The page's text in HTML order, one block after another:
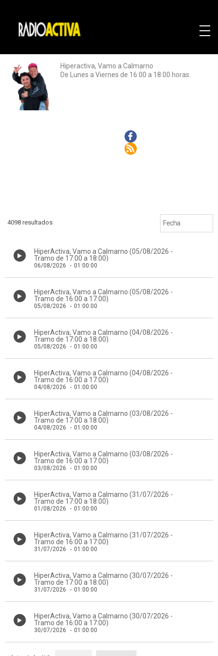
Hiperactiva, Vamo a Calmarno
De Lunes a Viernes de 16:00 a 18:00 horas.
Facebook
Rss
4098 resultados
HiperActiva, Vamo a Calmarno (05/08/2026 -
Tramo de 17:00 a 18:00)
06/08/2026 - 01:00:00
HiperActiva, Vamo a Calmarno (05/08/2026 -
Tramo de 16:00 a 17:00)
05/08/2026 - 01:00:00
HiperActiva, Vamo a Calmarno (04/08/2026 -
Tramo de 17:00 a 18:00)
05/08/2026 - 01:00:00
HiperActiva, Vamo a Calmarno (04/08/2026 -
Tramo de 16:00 a 17:00)
04/08/2026 - 01:00:00
HiperActiva, Vamo a Calmarno (03/08/2026 -
Tramo de 17:00 a 18:00)
04/08/2026 - 01:00:00
HiperActiva, Vamo a Calmarno (03/08/2026 -
Tramo de 16:00 a 17:00)
03/08/2026 - 01:00:00
HiperActiva, Vamo a Calmarno (31/07/2026 -
Tramo de 17:00 a 18:00)
01/08/2026 - 01:00:00
HiperActiva, Vamo a Calmarno (31/07/2026 -
Tramo de 16:00 a 17:00)
31/07/2026 - 01:00:00
HiperActiva, Vamo a Calmarno (30/07/2026 -
Tramo de 17:00 a 18:00)
31/07/2026 - 01:00:00
HiperActiva, Vamo a Calmarno (30/07/2026 -
Tramo de 16:00 a 17:00)
30/07/2026 - 01:00:00